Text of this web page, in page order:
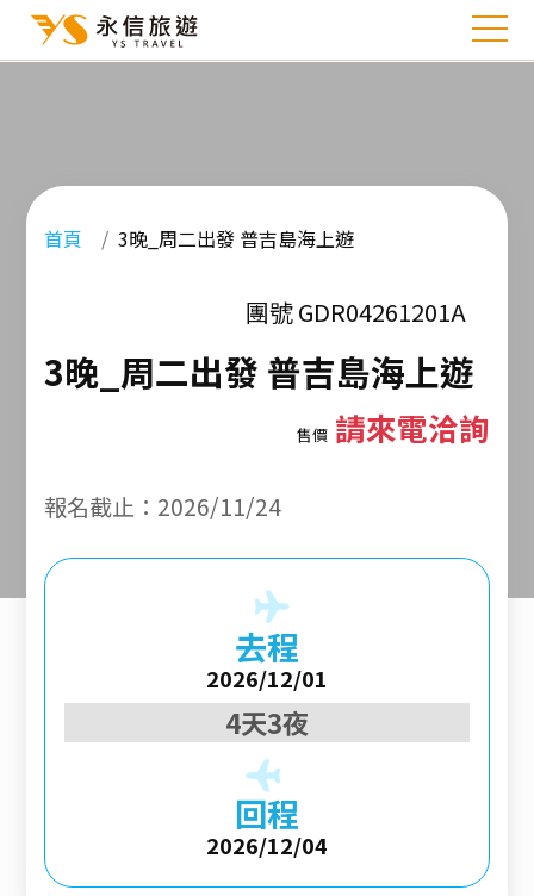
首頁 3晚_周二出發 普吉島海上遊
團號 GDR04261201A
3晚_周二出發 普吉島海上遊
售價請來電洽詢
報名截止：2026/11/24
去程
2026/12/01
4天3夜
回程
2026/12/04